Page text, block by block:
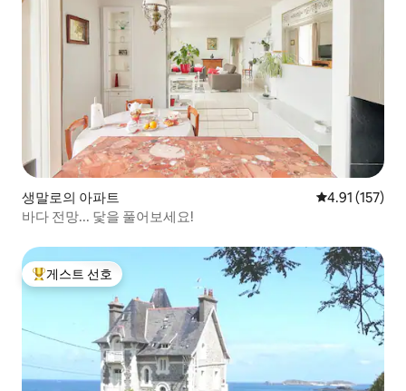
생말로의 아파트 평점 4.91점(5
4.91 (157)
바다 전망... 닻을 풀어보세요!
상위 게스트 선호
게스트 선호